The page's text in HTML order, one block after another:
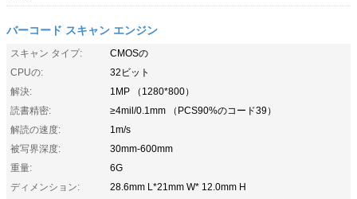
バーコード スキャン エンジン
スキャン タイプ:
CMOSの
CPUの:
32ビット
解決:
1MP （1280*800）
読書精密:
≥4mil/0.1mm （PCS90%のコード39）
解読の速度:
1m/s
被写界深度:
30mm-600mm
重量:
6G
ディメンション:
28.6mm L*21mm W* 12.0mm H